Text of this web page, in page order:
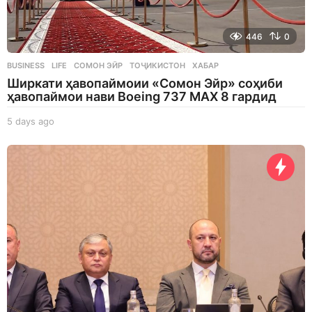
446 0
BUSINESS ,LIFE СОМОН ЭЙР ,ТОҶИКИСТОН ,ХАБАР
Ширкати ҳавопаймоии «Сомон Эйр» соҳиби
ҳавопаймои нави Boeing 737 MAX 8 гардид
5 days ago
a